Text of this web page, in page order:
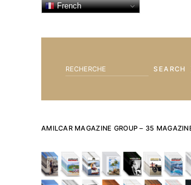
French
SEARCH
AMILCAR MAGAZINE GROUP – 35